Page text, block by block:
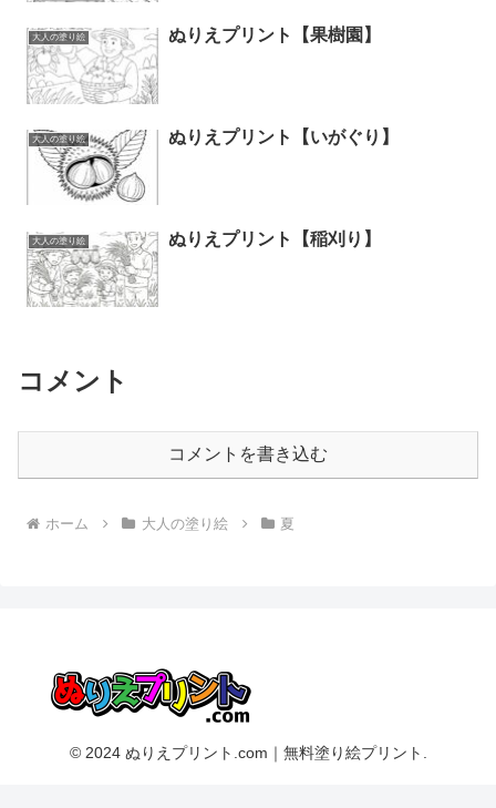
大人の塗り絵 ぬりえプリント【果樹園】
大人の塗り絵 ぬりえプリント【いがぐり】
大人の塗り絵 ぬりえプリント【稲刈り】
コメント
コメントを書き込む
ホーム 大人の塗り絵 夏
© 2024 ぬりえプリント.com｜無料塗り絵プリント.